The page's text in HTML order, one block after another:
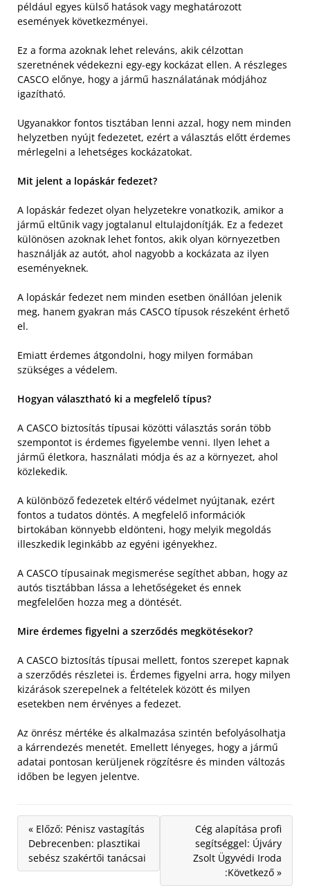
például egyes külső hatások vagy meghatározott
események következményei.
Ez a forma azoknak lehet releváns, akik célzottan
szeretnének védekezni egy-egy kockázat ellen. A részleges
CASCO előnye, hogy a jármű használatának módjához
igazítható.
Ugyanakkor fontos tisztában lenni azzal, hogy nem minden
helyzetben nyújt fedezetet, ezért a választás előtt érdemes
mérlegelni a lehetséges kockázatokat.
Mit jelent a lopáskár fedezet?
A lopáskár fedezet olyan helyzetekre vonatkozik, amikor a
jármű eltűnik vagy jogtalanul eltulajdonítják. Ez a fedezet
különösen azoknak lehet fontos, akik olyan környezetben
használják az autót, ahol nagyobb a kockázata az ilyen
eseményeknek.
A lopáskár fedezet nem minden esetben önállóan jelenik
meg, hanem gyakran más CASCO típusok részeként érhető
el.
Emiatt érdemes átgondolni, hogy milyen formában
szükséges a védelem.
Hogyan választható ki a megfelelő típus?
A CASCO biztosítás típusai közötti választás során több
szempontot is érdemes figyelembe venni. Ilyen lehet a
jármű életkora, használati módja és az a környezet, ahol
közlekedik.
A különböző fedezetek eltérő védelmet nyújtanak, ezért
fontos a tudatos döntés. A megfelelő információk
birtokában könnyebb eldönteni, hogy melyik megoldás
illeszkedik leginkább az egyéni igényekhez.
A CASCO típusainak megismerése segíthet abban, hogy az
autós tisztábban lássa a lehetőségeket és ennek
megfelelően hozza meg a döntését.
Mire érdemes figyelni a szerződés megkötésekor?
A CASCO biztosítás típusai mellett, fontos szerepet kapnak
a szerződés részletei is. Érdemes figyelni arra, hogy milyen
kizárások szerepelnek a feltételek között és milyen
esetekben nem érvényes a fedezet.
Az önrész mértéke és alkalmazása szintén befolyásolhatja
a kárrendezés menetét. Emellett lényeges, hogy a jármű
adatai pontosan kerüljenek rögzítésre és minden változás
időben be legyen jelentve.
« Előző: Pénisz vastagítás
Debrecenben: plasztikai
sebész szakértői tanácsai
Cég alapítása profi
segítséggel: Újváry
Zsolt Ügyvédi Iroda
:Következő »